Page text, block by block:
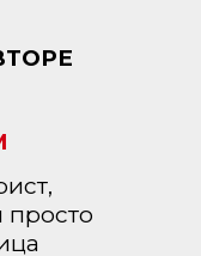
просто